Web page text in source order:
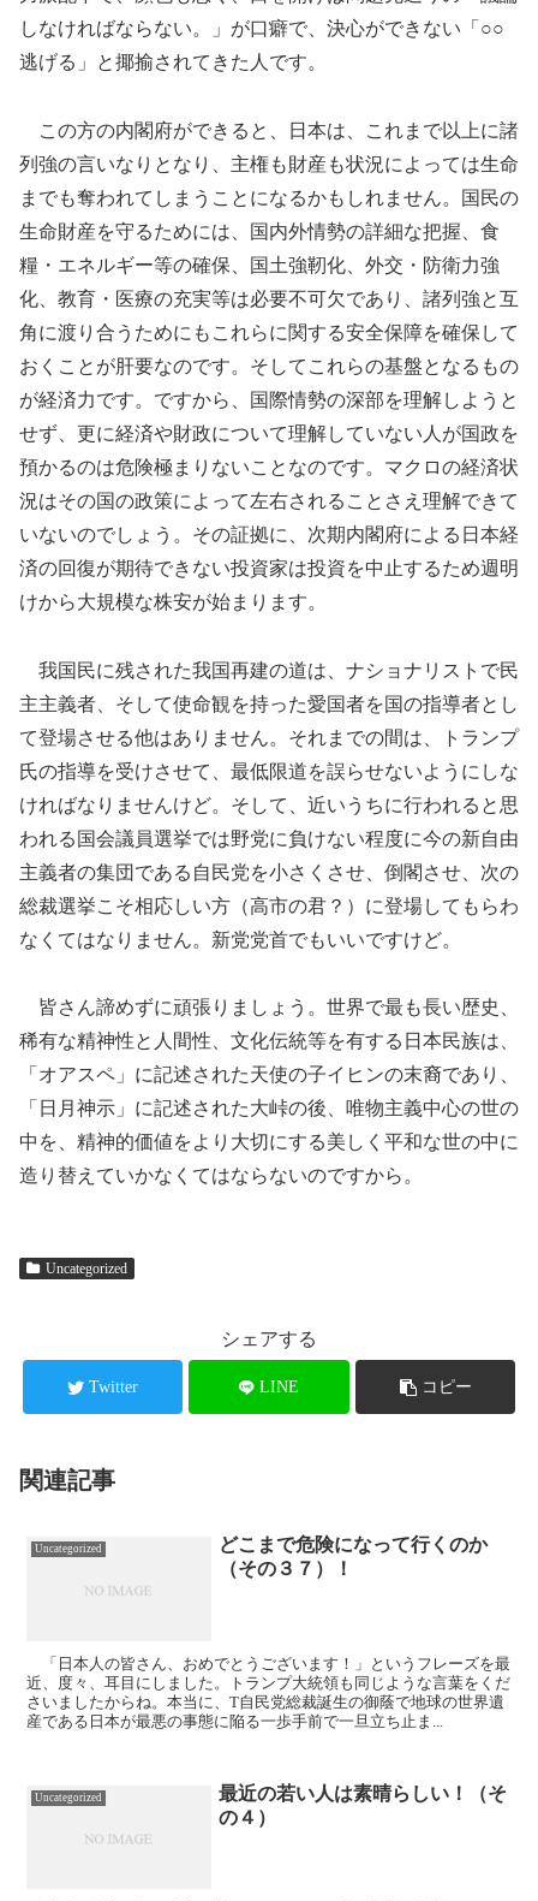
しなければならない。」が口癖で、決心ができない「○○
逃げる」と揶揄されてきた人です。
この方の内閣府ができると、日本は、これまで以上に諸
列強の言いなりとなり、主権も財産も状況によっては生命
までも奪われてしまうことになるかもしれません。国民の
生命財産を守るためには、国内外情勢の詳細な把握、食
糧・エネルギー等の確保、国土強靭化、外交・防衛力強
化、教育・医療の充実等は必要不可欠であり、諸列強と互
角に渡り合うためにもこれらに関する安全保障を確保して
おくことが肝要なのです。そしてこれらの基盤となるもの
が経済力です。ですから、国際情勢の深部を理解しようと
せず、更に経済や財政について理解していない人が国政を
預かるのは危険極まりないことなのです。マクロの経済状
況はその国の政策によって左右されることさえ理解できて
いないのでしょう。その証拠に、次期内閣府による日本経
済の回復が期待できない投資家は投資を中止するため週明
けから大規模な株安が始まります。
我国民に残された我国再建の道は、ナショナリストで民
主主義者、そして使命観を持った愛国者を国の指導者とし
て登場させる他はありません。それまでの間は、トランプ
氏の指導を受けさせて、最低限道を誤らせないようにしな
ければなりませんけど。そして、近いうちに行われると思
われる国会議員選挙では野党に負けない程度に今の新自由
主義者の集団である自民党を小さくさせ、倒閣させ、次の
総裁選挙こそ相応しい方（高市の君？）に登場してもらわ
なくてはなりません。新党党首でもいいですけど。
皆さん諦めずに頑張りましょう。世界で最も長い歴史、
稀有な精神性と人間性、文化伝統等を有する日本民族は、
「オアスペ」に記述された天使の子イヒンの末裔であり、
「日月神示」に記述された大峠の後、唯物主義中心の世の
中を、精神的価値をより大切にする美しく平和な世の中に
造り替えていかなくてはならないのですから。
Uncategorized
シェアする
Twitter LINE コピー
関連記事
Uncategorized
どこまで危険になって行くのか
（その３７）！
「日本人の皆さん、おめでとうございます！」というフレーズを最
近、度々、耳目にしました。トランプ大統領も同じような言葉をくだ
さいましたからね。本当に、T自民党総裁誕生の御蔭で地球の世界遺
産である日本が最悪の事態に陥る一歩手前で一旦立ち止ま...
Uncategorized
最近の若い人は素晴らしい！（そ
の４）